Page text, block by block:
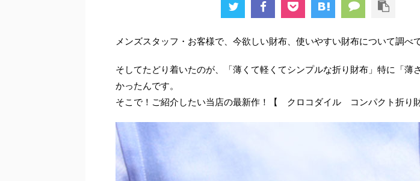
メンズスタッフ・お客様で、今欲しい財布、使いやすい財布について調べ
そしてたどり着いたのが、「薄くて軽くてシンプルな折り財布」特に「薄
かったんです。
そこで！ご紹介したい当店の最新作！【 クロコダイル コンパクト折り